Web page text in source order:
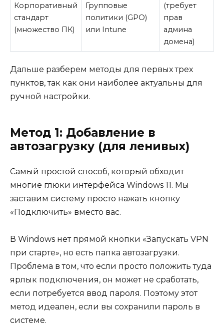
Корпоративный
стандарт
(множество ПК)
Групповые
политики (GPO)
или Intune
(требует
прав
админа
домена)
Дальше разберем методы для первых трех
пунктов, так как они наиболее актуальны для
ручной настройки.
Метод 1: Добавление в
автозагрузку (для ленивых)
Самый простой способ, который обходит
многие глюки интерфейса Windows 11. Мы
заставим систему просто нажать кнопку
«Подключить» вместо вас.
В Windows нет прямой кнопки «Запускать VPN
при старте», но есть папка автозагрузки.
Проблема в том, что если просто положить туда
ярлык подключения, он может не сработать,
если потребуется ввод пароля. Поэтому этот
метод идеален, если вы сохранили пароль в
системе.